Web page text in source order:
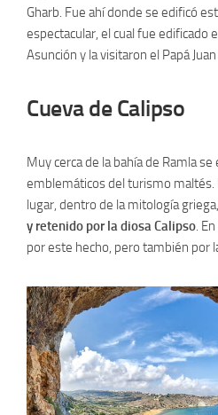
Gharb. Fue ahí donde se edificó
espectacular, el cual fue edificado
Asunción y la visitaron el Papá
Cueva de Calipso
Muy cerca de la bahía de Ramla
emblemáticos del turismo maltés.
lugar, dentro de la mitología
y retenido por la diosa Calipso.
por este hecho, pero también por